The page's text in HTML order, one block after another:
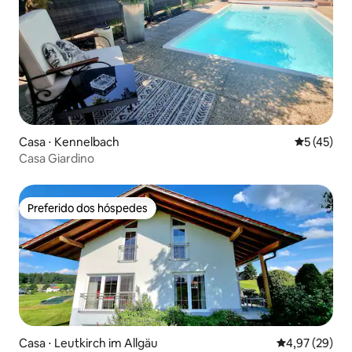
Casa ⋅ Kennelbach 5 de uma
5 (45)
Casa Giardino
Preferido dos hóspedes
Preferido dos hóspedes
Casa ⋅ Leutkirch im Allgäu 4,97 de uma
4,97 (29)